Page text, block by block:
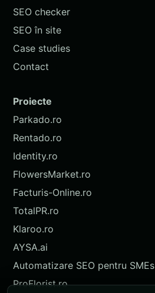
SEO checker
SEO în site
Case studies
Contact
Proiecte
Parkado.ro
Rentado.ro
Identity.ro
FlowersMarket.ro
Facturis-Online.ro
TotalPR.ro
Klaroo.ro
AYSA.ai
Automatizare SEO pentru SMEs
ProFlorist.ro